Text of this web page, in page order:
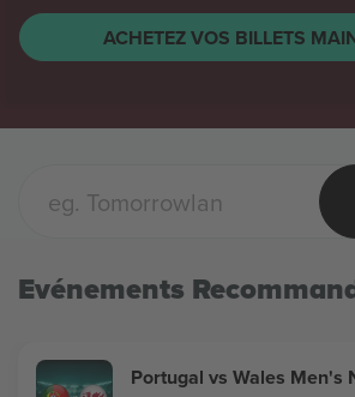
ACHETEZ VOS BILLETS
Evénements
Portugal vs Wales Men's